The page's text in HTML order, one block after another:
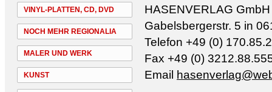
VINYL-PLATTEN, CD, DVD
NOCH MEHR REGIONALIA
MALER UND WERK
KUNST
HASENVERLAG GmbH
Gabelsbergerstr. 5 in
Telefon +49 (0)
Fax +49 (0)
Email